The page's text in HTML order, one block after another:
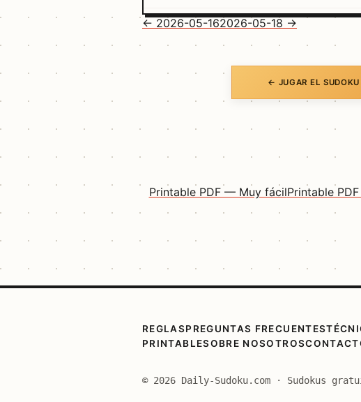
← 2026-05-162026-05-18 →
← JUGAR EL SUDOKU
Printable PDF — Muy fácilPrintable
REGLASPREGUNTAS FRECUENTES
PRINTABLESOBRE NOSOTROS
© 2026 Daily-Sudoku.com · Sudokus